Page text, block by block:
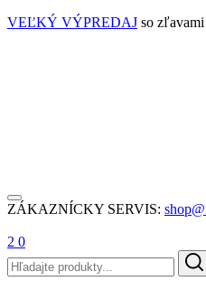
VEĽKÝ VÝPREDAJ so
ZÁKAZNÍCKY SERVIS:
2 0